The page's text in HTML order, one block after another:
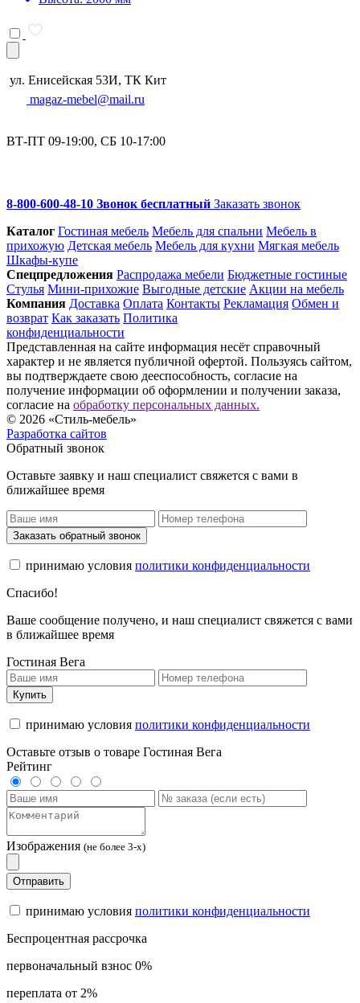
ул. Енисейская 53И, ТК Кит
magaz-mebel@mail.ru
ВТ-ПТ 09-19:00, СБ 10-17:00
8-800-600-48-10 Звонок бесплатный Заказать звонок
Каталог Гостиная мебель Мебель для спальни Мебель в
прихожую Детская мебель Мебель для кухни Мягкая мебель
Шкафы-купе
Спец­предложения Распродажа мебели Бюджетные гостиные
Стулья Мини-прихожие Выгодные детские Акции на мебель
Компания Доставка Оплата Контакты Рекламация Обмен и
возврат Как заказать Политика
конфиденциальности
Представленная на сайте информация несёт справочный
характер и не является публичной офертой. Пользуясь сайтом,
вы подтверждаете свою дееспособность, согласие на
получение информации об оформлении и получении заказа,
согласие на обработку персональных данных.
© 2026 «Стиль-мебель»
Разработка сайтов
Обратный звонок
Оставьте заявку и наш специалист свяжется с вами в
ближайшее время
Заказать обратный звонок
принимаю условия политики конфиденциальности
Спасибо!
Ваше сообщение получено, и наш специалист свяжется с вами
в ближайшее время
Гостиная Вега
Купить
принимаю условия политики конфиденциальности
Оставьте отзыв о товаре Гостиная Вега
Рейтинг
Изображения (не более 3-х)
Отправить
принимаю условия политики конфиденциальности
Беспроцентная рассрочка
первоначальный взнос 0%
переплата от 2%